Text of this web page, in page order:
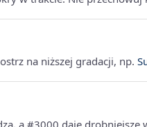
na niższej gradacji, np.
a #3000 daje